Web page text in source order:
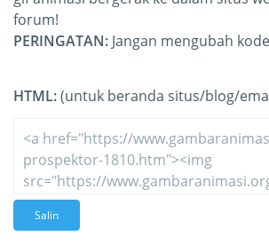
forum!
PERINGATAN: Jangan mengubah
HTML:(untuk beranda situs/blog/
Salin